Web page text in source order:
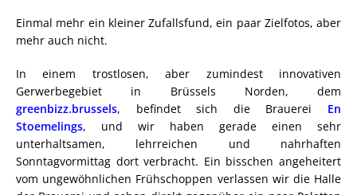
Einmal mehr ein kleiner Zufallsfund, ein paar Zielfotos, aber
mehr auch nicht.
In einem trostlosen, aber zumindest innovativen
Gerwerbegebiet in Brüssels Norden, dem
greenbizz.brussels, befindet sich die Brauerei En
Stoemelings, und wir haben gerade einen sehr
unterhaltsamen, lehrreichen und nahrhaften
Sonntagvormittag dort verbracht. Ein bisschen angeheitert
vom ungewöhnlichen Frühschoppen verlassen wir die Halle